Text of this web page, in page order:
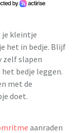
je kleintje
het in bedje. Blijf
zelf slapen
bedje leggen.
met de
doet.
aanraden